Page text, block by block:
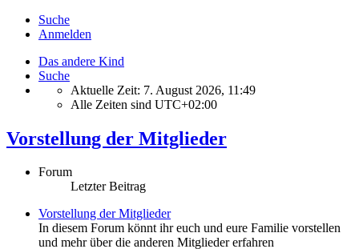
Suche
Anmelden
Das andere Kind
Suche
Aktuelle Zeit: 7. August 2026, 11:49
Alle Zeiten sind UTC+02:00
Vorstellung der Mitglieder
Forum
Letzter Beitrag
Vorstellung der Mitglieder
In diesem Forum könnt ihr euch und eure Familie vorstellen
und mehr über die anderen Mitglieder erfahren